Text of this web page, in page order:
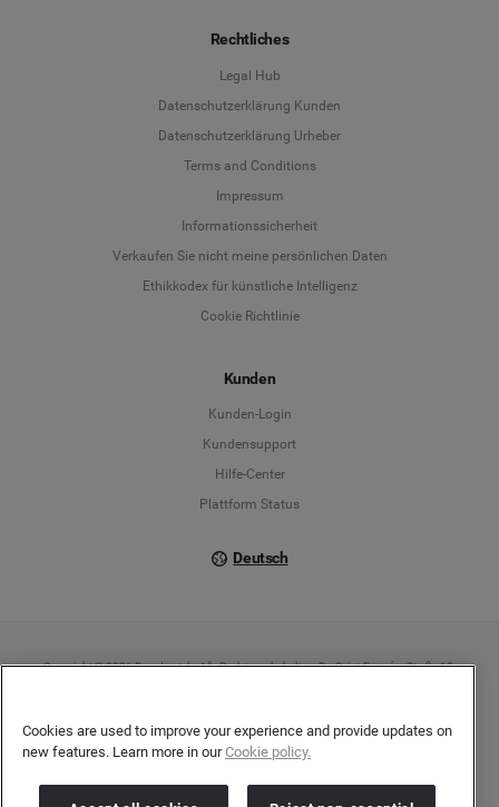
Rechtliches
Legal Hub
Datenschutzerklärung Kunden
Datenschutzerklärung Urheber
Terms and Conditions
Impressum
Informationssicherheit
Verkaufen Sie nicht meine persönlichen Daten
Ethikkodex für künstliche Intelligenz
Cookie Richtlinie
Kunden
Kunden-Login
Kundensupport
Hilfe-Center
Plattform Status
Deutsch
Deutsch
English
Copyright © 2026 Brandwatch. Alle Rechte vorbehalten. De-Saint-Exupéry-Straße 10,
Cookies are used to improve your experience and provide updates on
new features. Learn more in ourCookie policy.